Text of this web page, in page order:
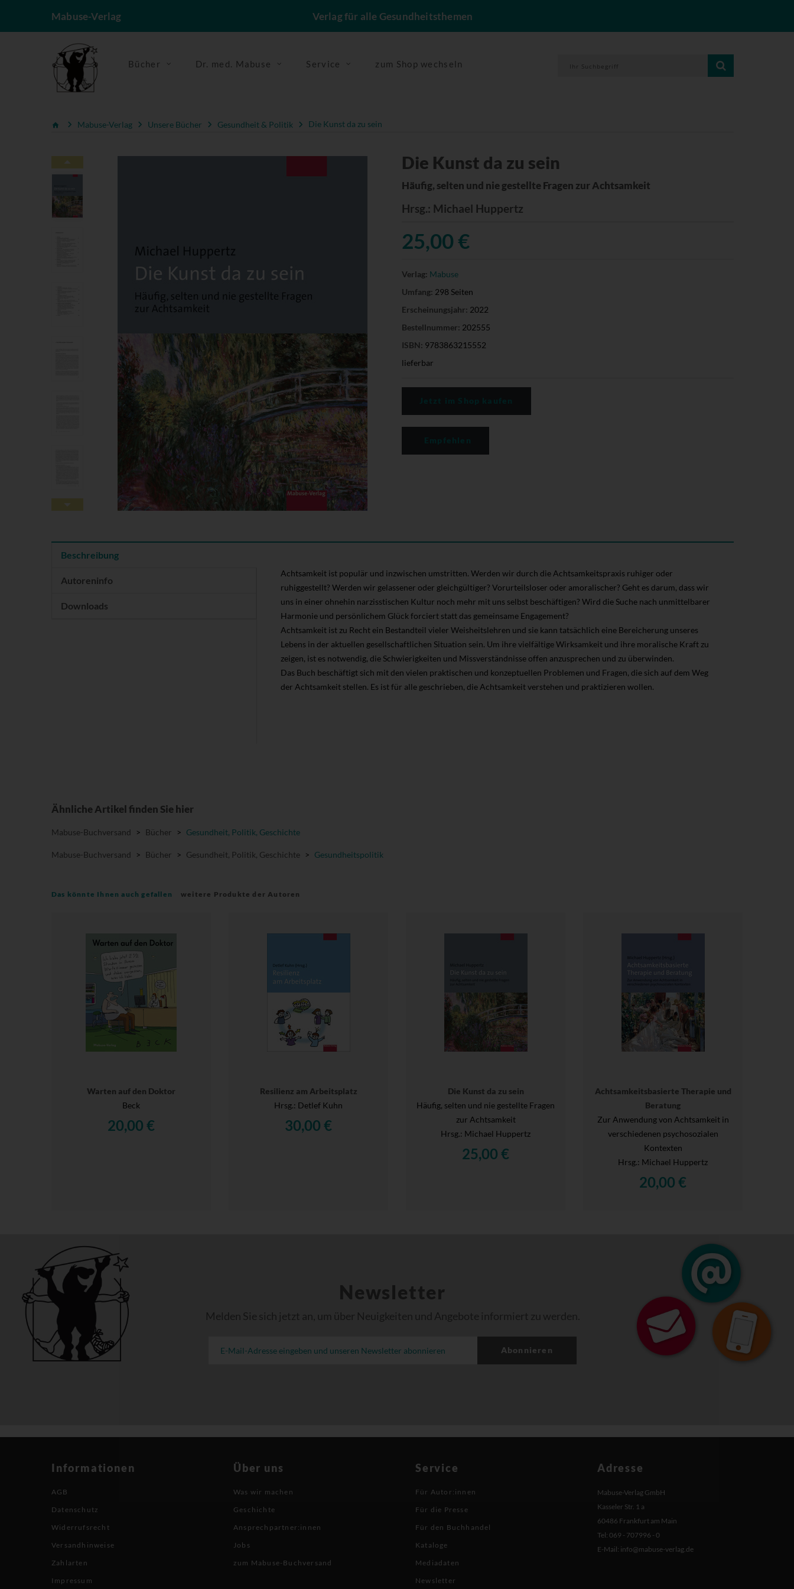
Mabuse-Verlag Verlag für alle Gesundheitsthemen
Bücher Dr. med. Mabuse Service zum Shop wechseln
Mabuse-Verlag Unsere Bücher Gesundheit & Politik Die Kunst da zu sein
Die Kunst da zu sein
Häufig, selten und nie gestellte Fragen zur Achtsamkeit
Hrsg.: Michael Huppertz
25,00 €
Verlag: Mabuse
Umfang: 298 Seiten
Erscheinungsjahr: 2022
Bestellnummer: 202555
ISBN: 9783863215552
lieferbar
Beschreibung
Autoreninfo
Downloads
Achtsamkeit ist populär und inzwischen umstritten. Werden wir durch die Achtsamkeitspraxis ruhiger oder
ruhiggestellt? Werden wir gelassener oder gleichgültiger? Vorurteilsloser oder amoralischer? Geht es darum, dass wir
uns in einer ohnehin narzisstischen Kultur noch mehr mit uns selbst beschäftigen? Wird die Suche nach unmittelbarer
Harmonie und persönlichem Glück forciert statt das gemeinsame Engagement?
Achtsamkeit ist zu Recht ein Bestandteil vieler Weisheitslehren und sie kann tatsächlich eine Bereicherung unseres
Lebens in der aktuellen gesellschaftlichen Situation sein. Um ihre vielfältige Wirksamkeit und ihre moralische Kraft zu
zeigen, ist es notwendig, die Schwierigkeiten und Missverständnisse offen anzusprechen und zu überwinden.
Das Buch beschäftigt sich mit den vielen praktischen und konzeptuellen Problemen und Fragen, die sich auf dem Weg
der Achtsamkeit stellen. Es ist für alle geschrieben, die Achtsamkeit verstehen und praktizieren wollen.
Ähnliche Artikel finden Sie hier
Mabuse-Buchversand > Bücher > Gesundheit, Politik, Geschichte
Mabuse-Buchversand > Bücher > Gesundheit, Politik, Geschichte > Gesundheitspolitik
Das könnte Ihnen auch gefallen weitere Produkte der Autoren
Warten auf den Doktor
Beck
20,00 €
Resilienz am Arbeitsplatz
Hrsg.: Detlef Kuhn
30,00 €
Die Kunst da zu sein
Häufig, selten und nie gestellte Fragen
zur Achtsamkeit
Hrsg.: Michael Huppertz
25,00 €
Achtsamkeitsbasierte Therapie und
Beratung
Zur Anwendung von Achtsamkeit in
verschiedenen psychosozialen
Kontexten
Hrsg.: Michael Huppertz
20,00 €
Newsletter
Melden Sie sich jetzt an, um über Neuigkeiten und Angebote informiert zu werden.
Abonnieren
Informationen
AGB
Datenschutz
Widerrufsrecht
Versandhinweise
Zahlarten
Impressum
Über uns
Was wir machen
Geschichte
Ansprechpartner:innen
Jobs
zum Mabuse-Buchversand
Service
Für Autor:innen
Für die Presse
Für den Buchhandel
Kataloge
Mediadaten
Newsletter
Adresse
Mabuse-Verlag GmbH
Kasseler Str. 1 a
60486 Frankfurt am Main
Tel: 069 - 707996 - 0
E-Mail: info@mabuse-verlag.de